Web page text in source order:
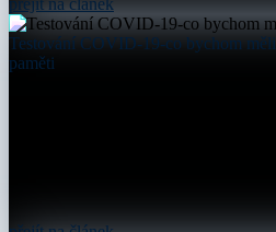
Testování COVID-19-co bychom
paměti